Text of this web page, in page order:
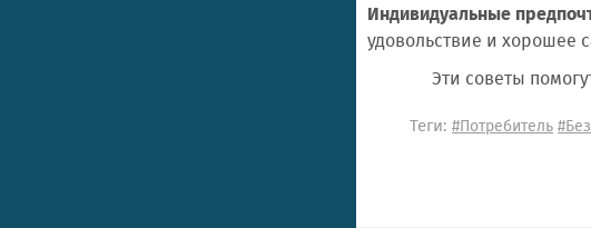
Индивидуальные
удовольствие и хорошее
Эти советы
Теги: #Потребитель